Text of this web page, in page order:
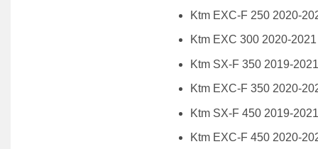
Ktm EXC-F 250 2020-
Ktm EXC 300 2020-2021
Ktm SX-F 350 2019-2021
Ktm EXC-F 350 2020-
Ktm SX-F 450 2019-2021
Ktm EXC-F 450 2020-